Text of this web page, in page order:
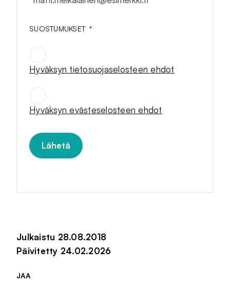
SUOSTUMUKSET *
Hyväksyn tietosuojaselosteen ehdot
SUOSTUMUKSET
Hyväksyn evästeselosteen ehdot
Julkaistu 28.08.2018
Päivitetty 24.02.2026
JAA